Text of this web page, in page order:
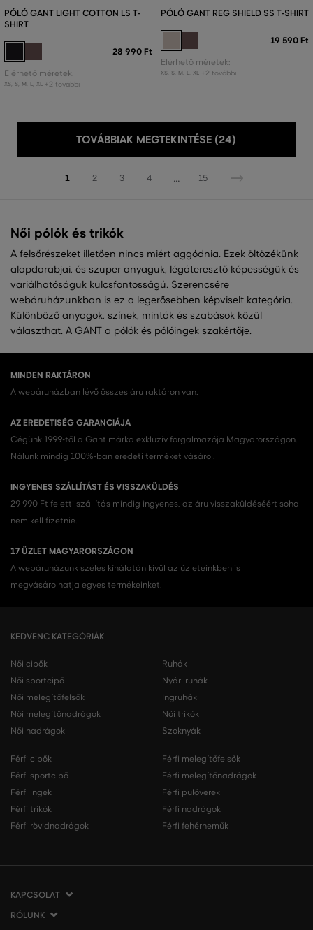
PÓLÓ GANT LIGHT COTTON LS T-
SHIRT
28 990 Ft
Elérhető méretek:
XS, S, M L, XL +2 további
PÓLÓ GANT REG SHIELD SS T-SHIRT
19 590 Ft
Elérhető méretek:
XS, S, M L, XL +2 további
TOVÁBBIAK MEGTEKINTÉSE (24)
1 2 3 4 ... 15
Női pólók és trikók
A felsőrészeket illetően nincs miért aggódnia. Ezek öltözékünk
alapdarabjai, és szuper anyaguk, légáteresztő képességük és
variálhatóságuk kulcsfontosságú. Szerencsére
webáruházunkban is ez a legerősebben képviselt kategória.
Különböző anyagok, színek, minták és szabások közül
választhat. A GANT a pólók és pólóingek szakértője.
MINDEN RAKTÁRON
A webáruházban lévő összes áru raktáron van.
AZ EREDETISÉG GARANCIÁJA
Cégünk 1999-től a Gant márka exkluzív forgalmazója Magyarországon.
Nálunk mindig 100%-ban eredeti terméket vásárol.
INGYENES SZÁLLÍTÁST ÉS VISSZAKÜLDÉS
29 990 Ft feletti szállítás mindig ingyenes, az áru visszaküldéséért soha
nem kell fizetnie.
17 ÜZLET MAGYARORSZÁGON
A webáruházunk széles kínálatán kívül az üzleteinkben is
megvásárolhatja egyes termékeinket.
KEDVENC KATEGÓRIÁK
Női cipők
Női sportcipő
Női melegítőfelsők
Női melegítőnadrágok
Női nadrágok
Ruhák
Nyári ruhák
Ingruhák
Női trikók
Szoknyák
Férfi cipők
Férfi sportcipő
Férfi ingek
Férfi trikók
Férfi rövidnadrágok
Férfi melegítőfelsők
Férfi melegítőnadrágok
Férfi pulóverek
Férfi nadrágok
Férfi fehérneműk
KAPCSOLAT
VERMONT Services Slovakia s. r. o.
RÓLUNK